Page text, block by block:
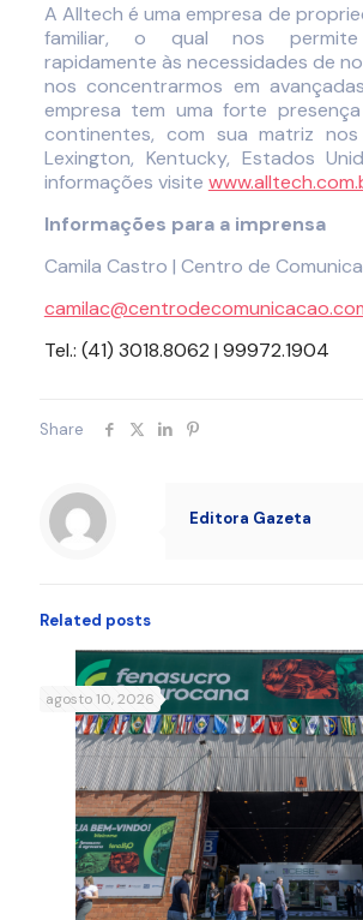
A Alltech é uma empresa de
familiar, o qual nos permite
rapidamente às necessidades de
nos concentrarmos em
empresa tem uma forte
continentes, com sua matriz
Lexington, Kentucky, Estados
informações visite
Informações para a imprensa
Camila Castro | Centro de
Tel.: (41) 3018.8062 | 99972.1904
Share
Editora Gazeta
Related posts
agosto 10, 2026